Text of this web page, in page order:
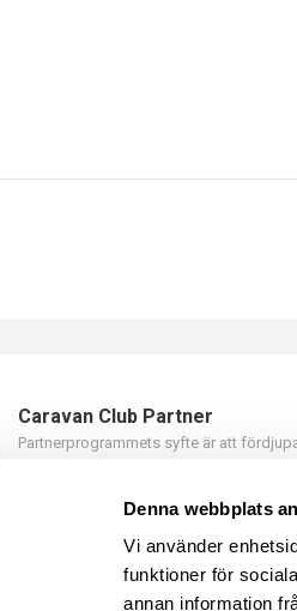
Denna webbplats
Vi använder
funktioner för
annan information
Caravan Club Partner
Partnerprogrammets syfte är att